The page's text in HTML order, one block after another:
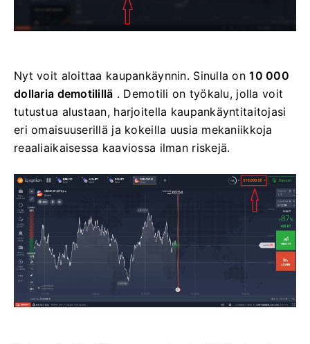
Nyt voit aloittaa kaupankäynnin. Sinulla on10 000
dollaria demotilillä . Demotili on työkalu, jolla voit
tutustua alustaan, harjoitella kaupankäyntitaitojasi
eri omaisuuserillä ja kokeilla uusia mekaniikkoja
reaaliaikaisessa kaaviossa ilman riskejä.